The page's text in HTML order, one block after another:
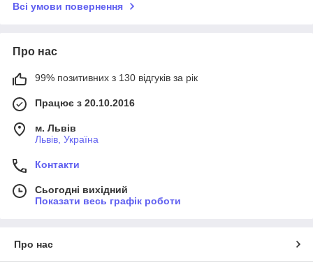
Всі умови повернення
Про нас
99% позитивних з 130 відгуків за рік
Працює з 20.10.2016
м. Львів
Львів, Україна
Контакти
Сьогодні вихідний
Показати весь графік роботи
Про нас